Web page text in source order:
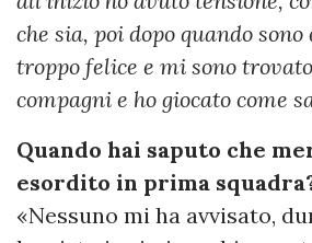
che sia, poi dopo quando
troppo felice e mi sono
compagni e ho giocato come
Quando hai saputo che
esordito in prima
«Nessuno mi ha avvisato,